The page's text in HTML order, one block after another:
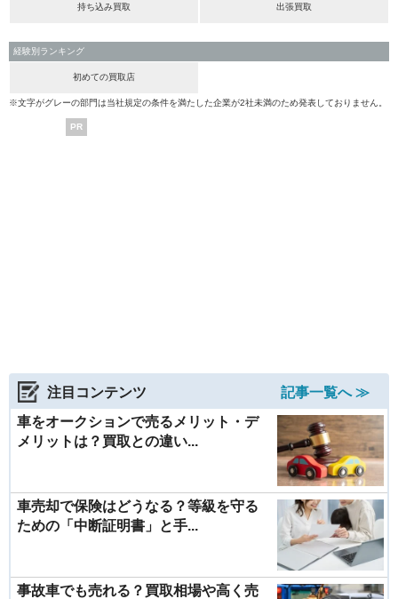
持ち込み買取 出張買取
経験別ランキング
初めての買取店
※文字がグレーの部門は当社規定の条件を満たした企業が2社未満のため発表しておりません。
PR
注目コンテンツ
記事一覧へ ≫
車をオークションで売るメリット・デ
メリットは？買取との違い...
車売却で保険はどうなる？等級を守る
ための「中断証明書」と手...
事故車でも売れる？買取相場や高く売